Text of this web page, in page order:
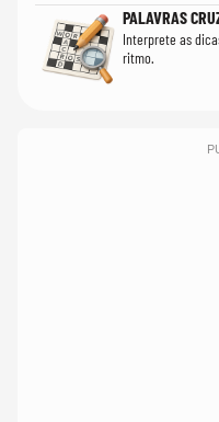
PALAVRAS
Interprete as
ritmo.